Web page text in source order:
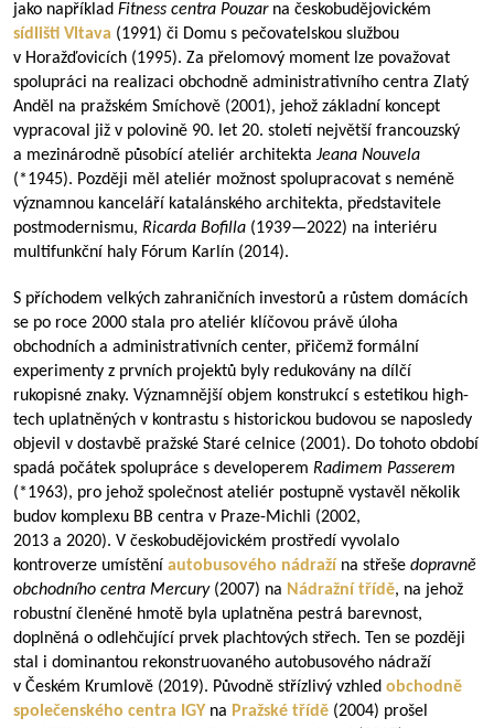
jako například Fitness centra Pouzarna českobudějovickém
sídlišti Vltava (1991) či Domu s pečovatelskou službou
v Horažďovicích (1995). Za přelomový moment lze považovat
spolupráci na realizaci obchodně administrativního centra Zlatý
Anděl na pražském Smíchově (2001), jehož základní koncept
vypracoval již v polovině 90. let 20. století největší francouzský
a mezinárodně působící ateliér architekta Jeana Nouvela
(*1945). Později měl ateliér možnost spolupracovat s neméně
významnou kanceláří katalánského architekta, představitele
postmodernismu, Ricarda Bofilla (1939—2022) na interiéru
multifunkční haly Fórum Karlín (2014).
S příchodem velkých zahraničních investorů a růstem domácích
se po roce 2000 stala pro ateliér klíčovou právě úloha
obchodních a administrativních center, přičemž formální
experimenty z prvních projektů byly redukovány na dílčí
rukopisné znaky. Významnější objem konstrukcí s estetikou high-
tech uplatněných v kontrastu s historickou budovou se naposledy
objevil v dostavbě pražské Staré celnice (2001). Do tohoto období
spadá počátek spolupráce s developerem Radimem Passerem
(*1963), pro jehož společnost ateliér postupně vystavěl několik
budov komplexu BB centra v Praze-Michli (2002,
2013 a 2020). V českobudějovickém prostředí vyvolalo
kontroverze umístění autobusového nádraží na střeše dopravně
obchodního centra Mercury(2007) na Nádražní třídě, na jehož
robustní členěné hmotě byla uplatněna pestrá barevnost,
doplněná o odlehčující prvek plachtových střech. Ten se později
stal i dominantou rekonstruovaného autobusového nádraží
v Českém Krumlově (2019). Původně střízlivý vzhled obchodně
společenského centra IGY na Pražské třídě (2004) prošel